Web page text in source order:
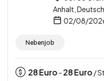
Anhalt,
02/08/
Nebenjob
28Euro - 28Euro /